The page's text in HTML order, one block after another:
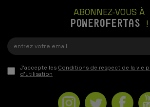
ABONNEZ-VOUS À
POWEROFERTAS !
J'accepte les Conditions de respect de la vie
d'utilisation